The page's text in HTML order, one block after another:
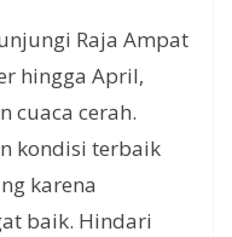
Raja Ampat
hingga April,
cuaca cerah.
kondisi terbaik
karena
baik. Hindari